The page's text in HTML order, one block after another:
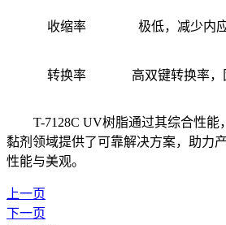
收缩率 极低，减少内
转换率 高双键转换率
T-7128C UV树脂通过其综合性
黏剂领域提供了可靠解决方案，助力
性能与美观。
上一页
下一页